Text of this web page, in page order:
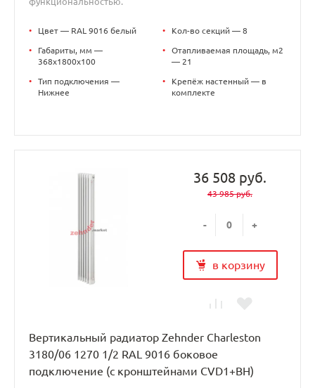
• Цвет — RAL 9016 белый
•
Габариты, мм —
368x1800x100
•
Тип подключения —
Нижнее
• Кол-во секций — 8
•
Отапливаемая площадь, м2
— 21
•
Крепёж настенный — в
комплекте
36 508 руб.
43 985 руб.
- +
в корзину
Вертикальный радиатор Zehnder Charleston
3180/06 1270 1/2 RAL 9016 боковое
подключение (с кронштейнами CVD1+BH)